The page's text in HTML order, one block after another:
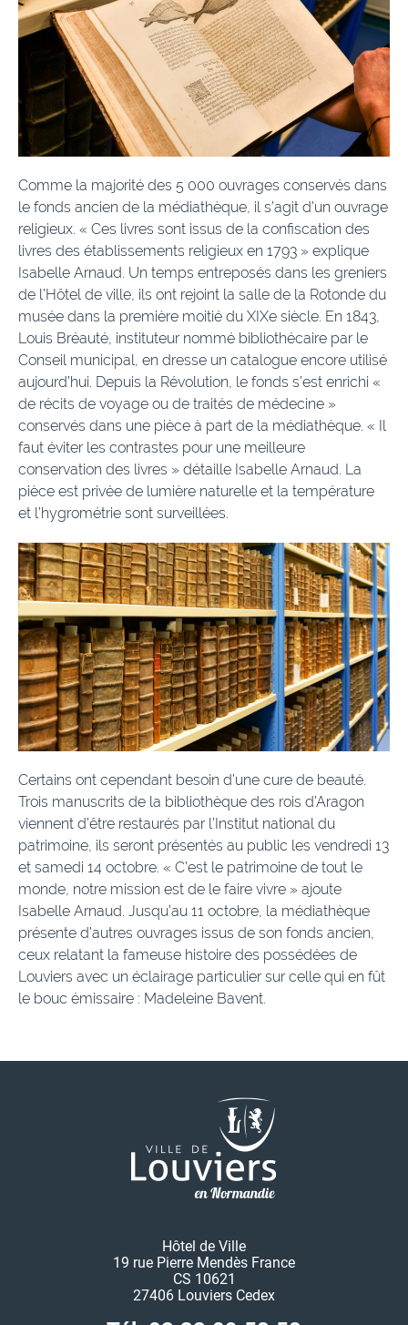
Comme la majorité des 5 000 ouvrages conservés dans
le fonds ancien de la médiathèque, il s’agit d’un ouvrage
religieux. « Ces livres sont issus de la confiscation des
livres des établissements religieux en 1793 » explique
Isabelle Arnaud. Un temps entreposés dans les greniers
de l’Hôtel de ville, ils ont rejoint la salle de la Rotonde du
musée dans la première moitié du XIXe siècle. En 1843,
Louis Bréauté, instituteur nommé bibliothécaire par le
Conseil municipal, en dresse un catalogue encore utilisé
aujourd’hui. Depuis la Révolution, le fonds s’est enrichi «
de récits de voyage ou de traités de médecine »
conservés dans une pièce à part de la médiathèque. « Il
faut éviter les contrastes pour une meilleure
conservation des livres » détaille Isabelle Arnaud. La
pièce est privée de lumière naturelle et la température
et l’hygrométrie sont surveillées.
Certains ont cependant besoin d’une cure de beauté.
Trois manuscrits de la bibliothèque des rois d’Aragon
viennent d’être restaurés par l’Institut national du
patrimoine, ils seront présentés au public les vendredi 13
et samedi 14 octobre. « C’est le patrimoine de tout le
monde, notre mission est de le faire vivre » ajoute
Isabelle Arnaud. Jusqu’au 11 octobre, la médiathèque
présente d’autres ouvrages issus de son fonds ancien,
ceux relatant la fameuse histoire des possédées de
Louviers avec un éclairage particulier sur celle qui en fût
le bouc émissaire : Madeleine Bavent.
Hôtel de Ville
19 rue Pierre Mendès France
CS 10621
27406 Louviers Cedex